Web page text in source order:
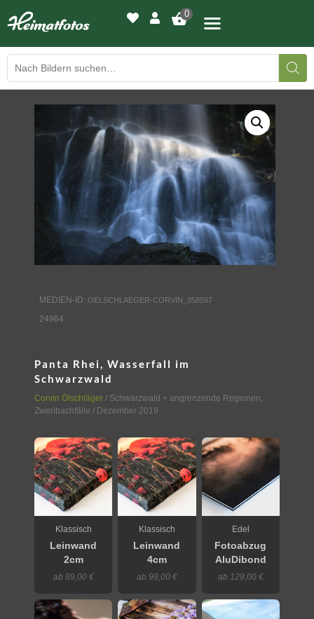
0
BILDERGALERIE
DRUCKQUALITÄTEN
LED-LEUCHTBILDER
WIR DRUCKEN IHR BILD
AUSSTELLUNGEN
KONTAKT
MEDIEN-ID: OELSCHLAEGER-CORVIN_358597
24964
Panta Rhei, Wasserfall im
Schwarzwald
Corvin Ölschläger / Schwarzwald + angrenzende Regionen,
Zweribachfälle / Dezember 2019
Klassisch
Leinwand
2cm
ab 89,00 €
Klassisch
Leinwand
4cm
ab 99,00 €
Edel
Fotoabzug
AluDibond
ab 129,00 €